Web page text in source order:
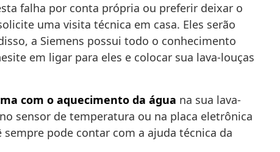
falha por conta própria ou preferir deixar o
uma visita técnica em casa. Eles serão
a Siemens possui todo o conhecimento
em ligar para eles e colocar sua lava-louças
com o aquecimento da água na sua lava-
sensor de temperatura ou na placa eletrônica
pode contar com a ajuda técnica da